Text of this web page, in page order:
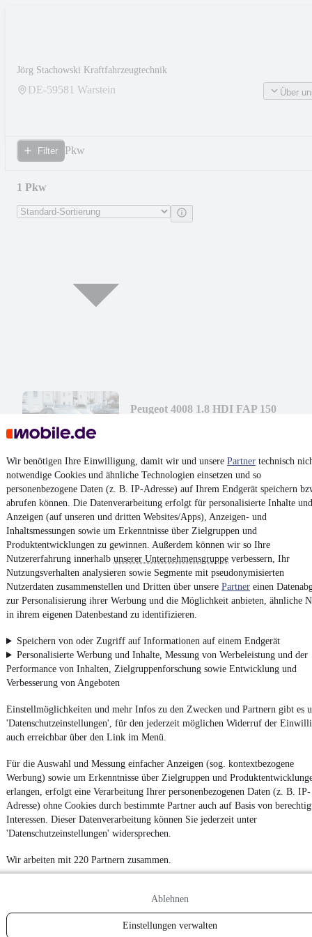
Wir benötigen Ihre Einwilligung, damit wir und unsere Partner technisch
notwendige Cookies und ähnliche Technologien einsetzen und so
personenbezogene Daten (z. B. IP-Adresse) auf Ihrem Endgerät speichern
abrufen können. Die Datenverarbeitung erfolgt für personalisierte Inhalte und
Anzeigen (auf unseren und dritten Websites/Apps), Anzeigen- und
Inhaltsmessungen sowie um Erkenntnisse über Zielgruppen und
Produktentwicklungen zu gewinnen. Außerdem können wir so Ihre
Nutzererfahrung innerhalb unserer Unternehmensgruppe verbessern, Ihr
Nutzungsverhalten analysieren sowie Segmente mit pseudonymisierten
Nutzerdaten zusammenstellen und Dritten über unsere Partner einen
zur Personalisierung ihrer Werbung und die Möglichkeit anbieten, ähnliche
in ihrem eigenen Datenbestand zu identifizieren.
Speichern von oder Zugriff auf Informationen auf einem Endgerät
Personalisierte Werbung und Inhalte, Messung von Werbeleistung und der
Performance von Inhalten, Zielgruppenforschung sowie Entwicklung und
Verbesserung von Angeboten
Einstellmöglichkeiten und mehr Infos zu den Zwecken und Partnern gibt es
'Datenschutzeinstellungen', für den jederzeit möglichen Widerruf der
auch erreichbar über den Link im Menü.
Für die Auswahl und Messung einfacher Anzeigen (sog. kontextbezogene
Werbung) sowie um Erkenntnisse über Zielgruppen und
erlangen, erfolgt eine Verarbeitung Ihrer personenbezogenen Daten (z. B. IP-
Adresse) ohne Cookies durch bestimmte Partner auch auf Basis von
Interessen. Dieser Datenverarbeitung können Sie jederzeit unter
'Datenschutzeinstellungen' widersprechen.
Wir arbeiten mit 220 Partnern zusammen.
Ablehnen
Einstellungen verwalten
Jörg Stachowski Kraftfahrzeugtechnik
DE-59581 Warstein Über
Filter Pkw
1 Pkw
Peugeot 4008 1.8 HDI FAP 150
Unfallfrei•EZ 05/2015• 142.600 km•110 kW (150 PS)
Kontakt
¹MwSt. ausweisbar
4.6 Sterne
Nutze mobile.de schnell und einfach
Impressum
AGB
Vertrag widerrufen
Datenschutzeinstellungen
Erklärung zur Barrierefreiheit
Report Security Vulnerability (English)
Besuchemobile.de